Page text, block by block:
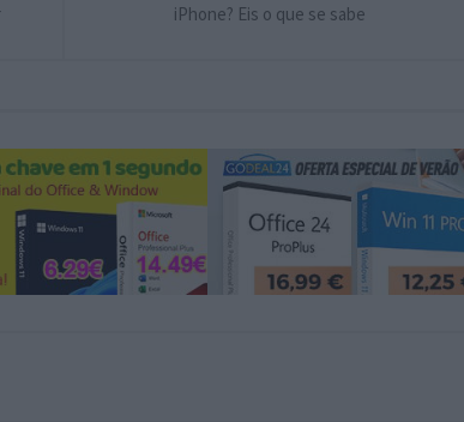
iPhone? Eis o que se sabe